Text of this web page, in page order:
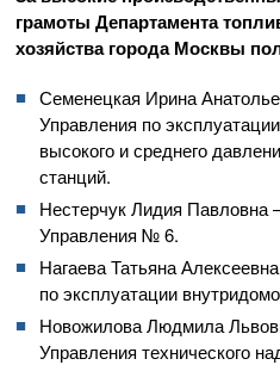
грамоты Департамента
хозяйства города Москвы
Семенецкая Ирина
Управления по
высокого и среднего
станций.
Нестерчук Лидия
Управления № 6.
Нагаева Татьяна
по эксплуатации
Новожилова Людмила
Управления технического